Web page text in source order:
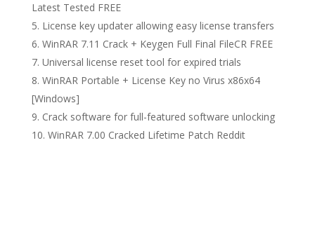
Latest Tested FREE
License key updater allowing easy license transfers
WinRAR 7.11 Crack + Keygen Full Final FileCR FREE
Universal license reset tool for expired trials
WinRAR Portable + License Key no Virus x86x64
[Windows]
Crack software for full-featured software unlocking
WinRAR 7.00 Cracked Lifetime Patch Reddit